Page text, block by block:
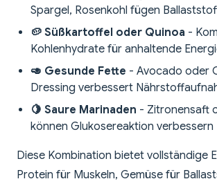
Spargel, Rosenkohl fügen
🥔 Süßkartoffel oder Quinoa -
Kohlenhydrate für anhaltende
🥑 Gesunde Fette - Avocado oder
Dressing verbessert
🍋 Saure Marinaden - Zitronensaft
können Glukosereaktion verbessern
Diese Kombination bietet vollständige
Protein für Muskeln, Gemüse für